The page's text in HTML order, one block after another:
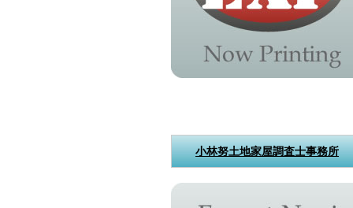
小林努土地家屋調査士事務所